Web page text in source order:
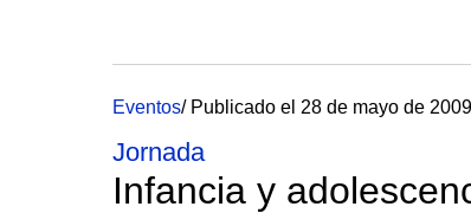
Eventos/ Publicado el 28 de mayo de 2009
Jornada
Infancia y